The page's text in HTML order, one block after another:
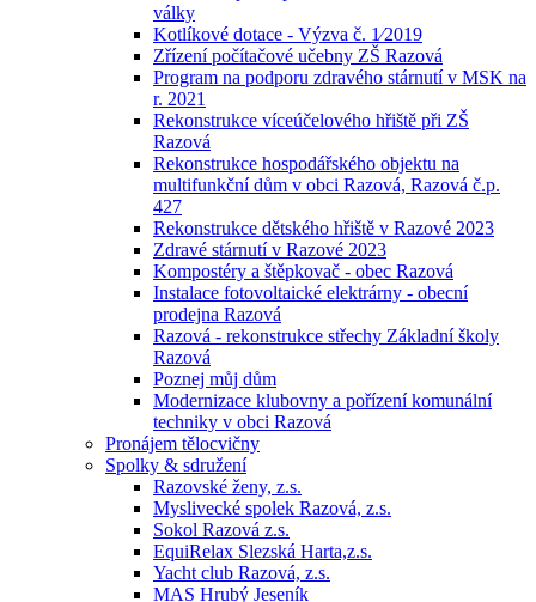
války
Kotlíkové dotace - Výzva č. 1⁄2019
Zřízení počítačové učebny ZŠ Razová
Program na podporu zdravého stárnutí v MSK na
r. 2021
Rekonstrukce víceúčelového hřiště při ZŠ
Razová
Rekonstrukce hospodářského objektu na
multifunkční dům v obci Razová, Razová č.p.
427
Rekonstrukce dětského hřiště v Razové 2023
Zdravé stárnutí v Razové 2023
Kompostéry a štěpkovač - obec Razová
Instalace fotovoltaické elektrárny - obecní
prodejna Razová
Razová - rekonstrukce střechy Základní školy
Razová
Poznej můj dům
Modernizace klubovny a pořízení komunální
techniky v obci Razová
Pronájem tělocvičny
Spolky & sdružení
Razovské ženy, z.s.
Myslivecké spolek Razová, z.s.
Sokol Razová z.s.
EquiRelax Slezská Harta,z.s.
Yacht club Razová, z.s.
MAS Hrubý Jeseník